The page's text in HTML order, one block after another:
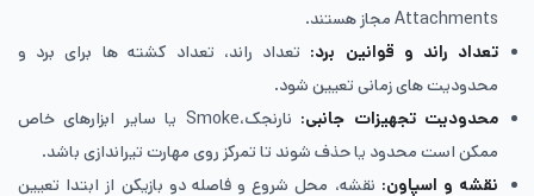
Attachments مجاز هستند.
تعداد راند و قوانین برد: تعداد راند، تعداد کشته‌ ها برای برد و
محدودیت های زمانی تعیین شود.
محدودیت تجهیزات جانبی:
نارنجک،Smoke یا سایر ابزارهای خاص
ممکن است محدود یا حذف شوند تا تمرکز روی مهارت تیراندازی باشد.
نقشه و اسپاون: نقشه، محل شروع و فاصله‌ دو بازیکن از ابتدا تعیین